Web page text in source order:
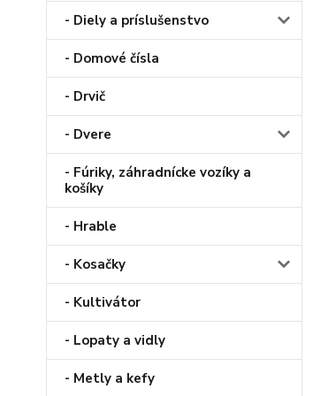
- Diely a príslušenstvo
- Domové čísla
- Drvič
- Dvere
- Fúriky, záhradnícke vozíky a
košíky
- Hrable
- Kosačky
- Kultivátor
- Lopaty a vidly
- Metly a kefy